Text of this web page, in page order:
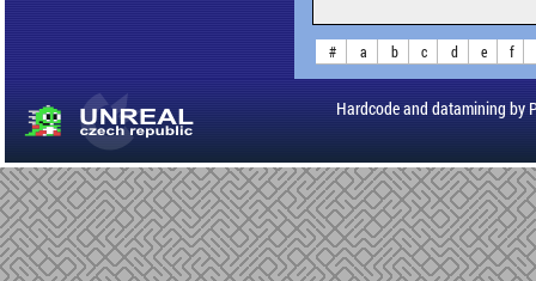
# a b c d e f
Hardcode and datamining by